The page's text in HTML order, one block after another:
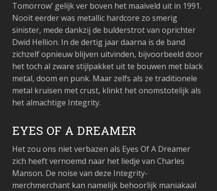
Tomorrow’ gelijk ver boven het maaiveld uit in 1991.
Nooit eerder was metallic hardcore zo smerig
sinister, mede dankzij de bulderstrot van oprichter
Dwid Hellion. In de dertig jaar daarna is de band
zichzelf opnieuw blijven uitvinden, bijvoorbeeld door
het toch al zware stijlpakket uit te bouwen met black
metal, doom en punk. Maar zelfs als ze traditionele
metal kruisen met crust, klinkt het onomstotelijk als
het almachtige Integrity.
EYES OF A DREAMER
Het zou ons niet verbazen als Eyes Of A Dreamer
zich heeft vernoemd naar het liedje van Charles
Manson. De noise van deze Integrity-
merchmerchant kan namelijk behoorlijk maniakaal